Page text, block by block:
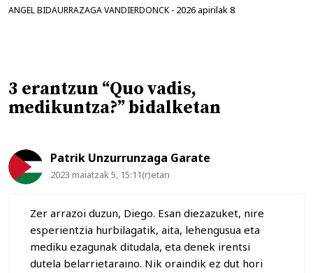
ANGEL BIDAURRAZAGA VANDIERDONCK - 2026 apirilak 8
3 erantzun “Quo vadis,
medikuntza?” bidalketan
Patrik Unzurrunzaga Garate
2023 maiatzak 5, 15:11(r)etan
Zer arrazoi duzun, Diego. Esan diezazuket, nire
esperientzia hurbilagatik, aita, lehengusua eta
mediku ezagunak ditudala, eta denek irentsi
dutela belarrietaraino. Nik oraindik ez dut hori